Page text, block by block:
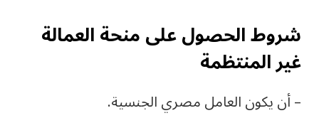
شروط الحصول على منحة العمالة
غير المنتظمة
– أن يكون العامل مصري الجنسية.